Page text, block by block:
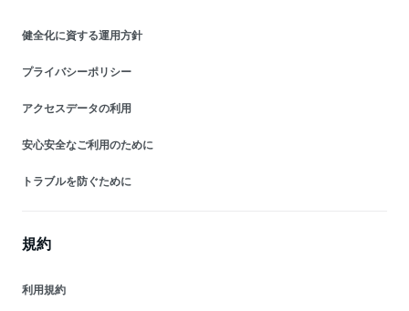
健全化に資する運用方針
プライバシーポリシー
アクセスデータの利用
安心安全なご利用のために
トラブルを防ぐために
規約
利用規約